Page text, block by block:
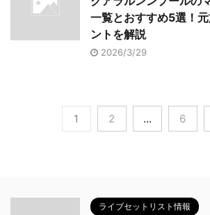
一覧とおすすめ5選！
ントを解説
2026/3/29
1 2 … 6
ライブセットリスト情報